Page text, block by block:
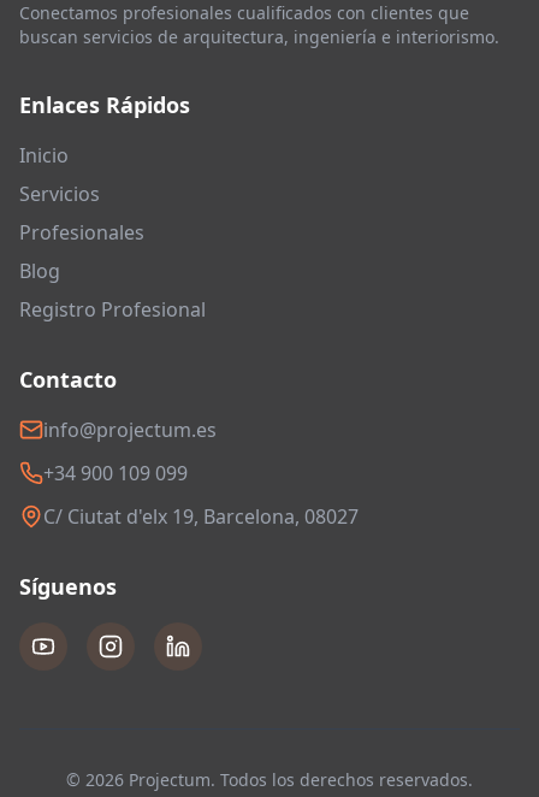
Conectamos profesionales cualificados con clientes que
buscan servicios de arquitectura, ingeniería e interiorismo.
Enlaces Rápidos
Inicio
Servicios
Profesionales
Blog
Registro Profesional
Contacto
info@projectum.es
+34 900 109 099
C/ Ciutat d'elx 19, Barcelona, 08027
Síguenos
© 2026 Projectum. Todos los derechos reservados.